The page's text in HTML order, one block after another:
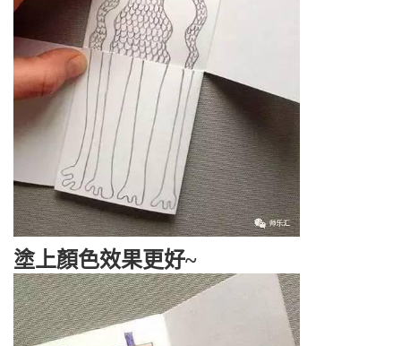
塗上顏色效果更好~